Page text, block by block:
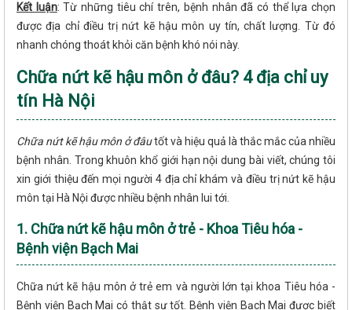
Kết luận: Từ những tiêu chí trên, bệnh nhân đã có thể lựa chọn
được địa chỉ điều trị nứt kẽ hậu môn uy tín, chất lượng. Từ đó
nhanh chóng thoát khỏi căn bệnh khó nói này.
Chữa nứt kẽ hậu môn ở đâu? 4 địa chỉ uy
tín Hà Nội
Chữa nứt kẽ hậu môn ở đâutốt và hiệu quả là thắc mắc của nhiều
bệnh nhân. Trong khuôn khổ giới hạn nội dung bài viết, chúng tôi
xin giới thiệu đến mọi người 4 địa chỉ khám và điều trị nứt kẽ hậu
môn tại Hà Nội được nhiều bệnh nhân lui tới.
1. Chữa nứt kẽ hậu môn ở trẻ - Khoa Tiêu hóa -
Bệnh viện Bạch Mai
Chữa nứt kẽ hậu môn ở trẻ em và người lớn tại khoa Tiêu hóa -
Bệnh viện Bạch Mai có thật sự tốt. Bệnh viện Bạch Mai được biết